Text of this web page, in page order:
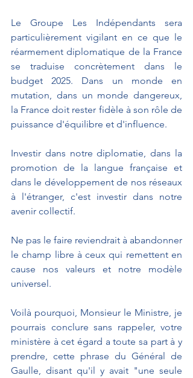
Le Groupe Les Indépendants sera
particulièrement vigilant en ce que le
réarmement diplomatique de la France
se traduise concrètement dans le
budget 2025. Dans un monde en
mutation, dans un monde dangereux,
la France doit rester fidèle à son rôle de
puissance d'équilibre et d'influence.
Investir dans notre diplomatie, dans la
promotion de la langue française et
dans le développement de nos réseaux
à l'étranger, c'est investir dans notre
avenir collectif.
Ne pas le faire reviendrait à abandonner
le champ libre à ceux qui remettent en
cause nos valeurs et notre modèle
universel.
Voilà pourquoi, Monsieur le Ministre, je
pourrais conclure sans rappeler, votre
ministère à cet égard a toute sa part à y
prendre, cette phrase du Général de
Gaulle, disant qu'il y avait "une seule